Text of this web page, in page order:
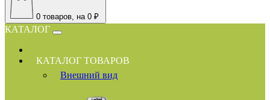
0 товаров, на 0 ₽
КАТАЛОГ
КАТАЛОГ ТОВАРОВ
Внешний вид